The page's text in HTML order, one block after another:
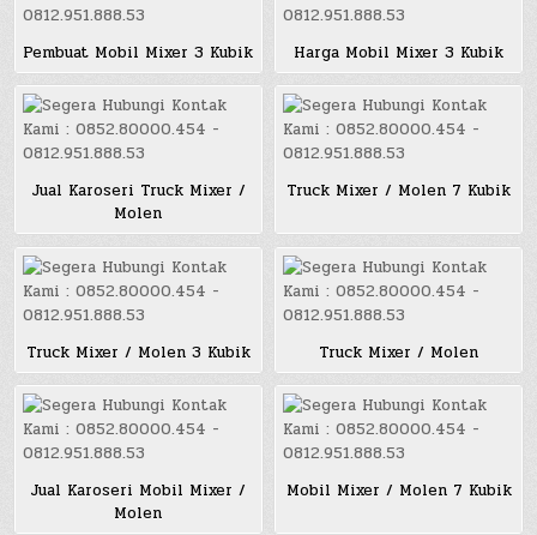
Pembuat Mobil Mixer 3 Kubik Harga Mobil Mixer 3 Kubik
Jual Karoseri Truck Mixer /
Molen
Truck Mixer / Molen 7 Kubik
Truck Mixer / Molen 3 Kubik Truck Mixer / Molen
Jual Karoseri Mobil Mixer /
Molen
Mobil Mixer / Molen 7 Kubik